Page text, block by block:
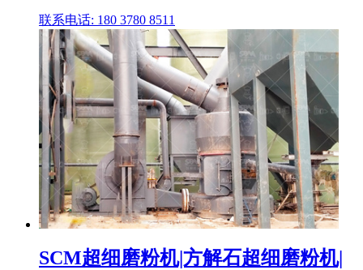
联系电话: 180 3780 8511
SCM超细磨粉机|方解石超细磨粉机|